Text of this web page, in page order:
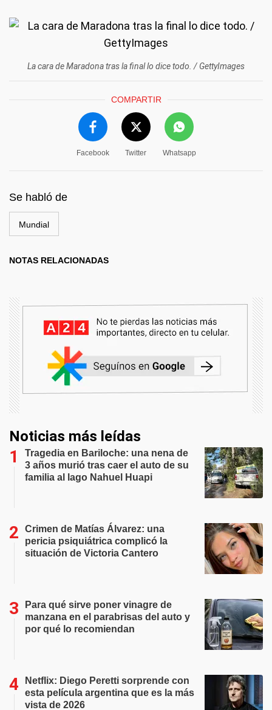
La cara de Maradona tras la final lo dice todo. / GettyImages
COMPARTIR
Facebook Twitter Whatsapp
Se habló de
Mundial
NOTAS RELACIONADAS
Noticias más leídas
Tragedia en Bariloche: una nena de
3 años murió tras caer el auto de su
familia al lago Nahuel Huapi
Crimen de Matías Álvarez: una
pericia psiquiátrica complicó la
situación de Victoria Cantero
Para qué sirve poner vinagre de
manzana en el parabrisas del auto y
por qué lo recomiendan
Netflix: Diego Peretti sorprende con
esta película argentina que es la más
vista de 2026